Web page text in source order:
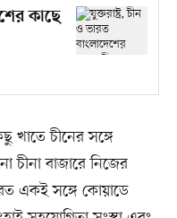
কাছে
খাতে চীনের সঙ্গে
চীনা বাজারে নিজের
একই সঙ্গে কোয়াডে